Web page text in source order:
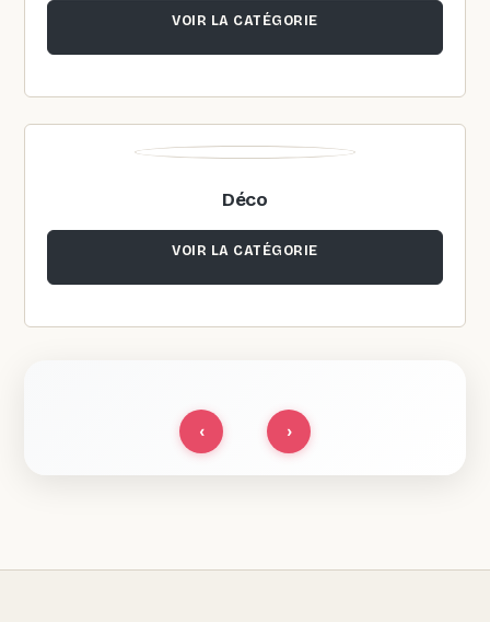
VOIR LA CATÉGORIE
Déco
VOIR LA CATÉGORIE
‹ ›